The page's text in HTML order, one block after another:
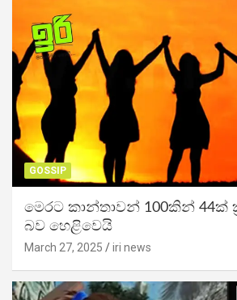
GOSSIP
මෙරට කාන්තාවන් 100කින් 44ක්
බව හෙළිවෙයි
March 27, 2025 iri news